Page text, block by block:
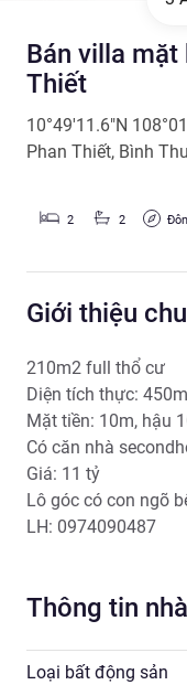
Bán villa mặt
Thiết
10°49'11.6"N
Phan Thiết, Bình
2 2
Giới thiệu
210m2 full thổ cư
Diện tích thực:
Mặt tiền: 10m, hậu
Có căn nhà
Giá: 11 tỷ
Lô góc có con ngõ
Thông tin
Loại bất động sản